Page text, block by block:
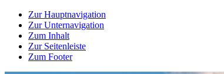
Zur Hauptnavigation
Zur Unternavigation
Zum Inhalt
Zur Seitenleiste
Zum Footer